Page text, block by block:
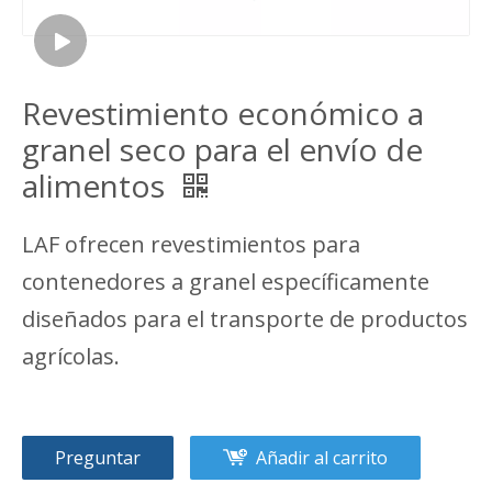
Revestimiento económico a
granel seco para el envío de
alimentos
LAF ofrecen revestimientos para
contenedores a granel específicamente
diseñados para el transporte de productos
agrícolas.
Preguntar Añadir al carrito